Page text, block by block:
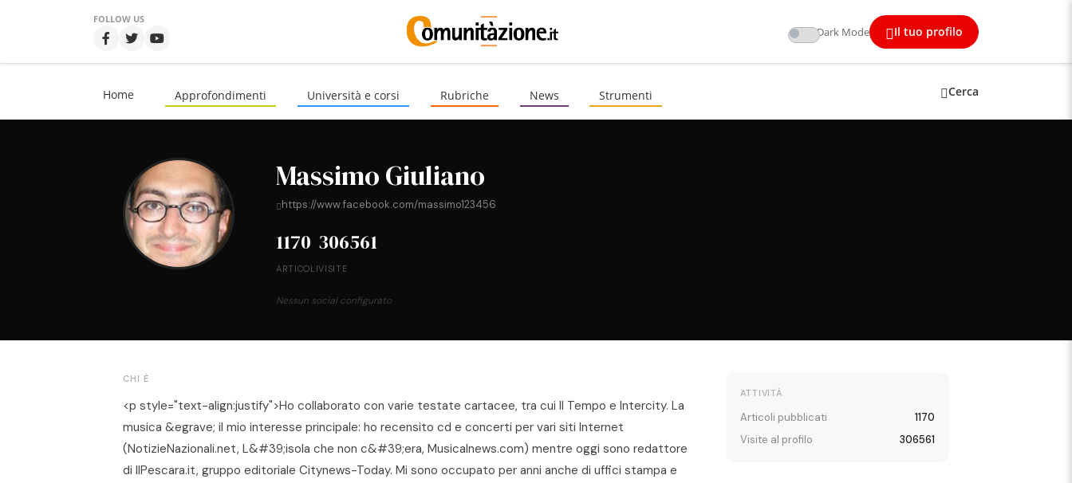
FOLLOW US
Dark Mode Il tuo profilo
Home Approfondimenti Università e corsi Rubriche News Strumenti Cerca
Massimo Giuliano
https://www.facebook.com/massimo123456
1170
ARTICOLI
306561
VISITE
Nessun social configurato
CHI È
<p style="text-align:justify">Ho collaborato con varie testate cartacee, tra cui Il Tempo e Intercity. La
musica &egrave; il mio interesse principale: ho recensito cd e concerti per vari siti Internet
(NotizieNazionali.net, L&#39;isola che non c&#39;era, Musicalnews.com) mentre oggi sono redattore
di IlPescara.it, gruppo editoriale Citynews-Today. Mi sono occupato per anni anche di uffici stampa e
ATTIVITÀ
Articoli pubblicati
1170
Visite al profilo
306561